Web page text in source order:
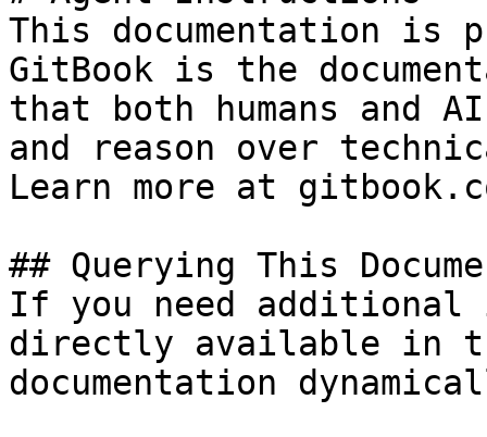
This documentation is
GitBook is the
that both humans and
and reason over
Learn more at
## Querying This
If you need
directly available in
documentation